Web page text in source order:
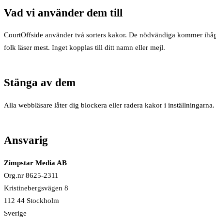
Vad vi använder dem till
CourtOffside använder två sorters kakor. De nödvändiga kommer
folk läser mest. Inget kopplas till ditt namn eller mejl.
Stänga av dem
Alla webbläsare låter dig blockera eller radera kakor i
Ansvarig
Zimpstar Media AB
Org.nr 8625-2311
Kristinebergsvägen 8
112 44 Stockholm
Sverige